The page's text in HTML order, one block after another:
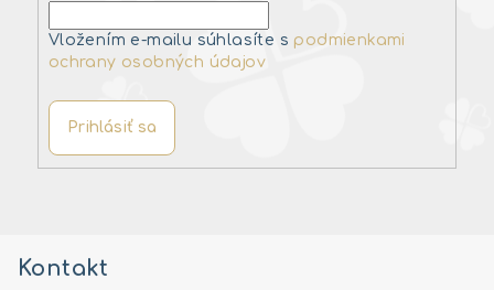
Vložením e-mailu súhlasíte s podmienkami
ochrany osobných údajov
Prihlásiť sa
Kontakt